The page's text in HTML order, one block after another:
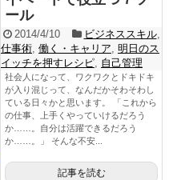
ール
2014/4/10 ビジネススキル,
仕事術, 働く・キャリア, 明日のス
イッチを押すレシピ, 自己管理
社会人になって、ワクワクとドキドキ
が入り混じって、なんだかそわそわし
ている日々かと思います。 「これから
の仕事、上手くやっていけるだろう
か……。自分は活躍できるだろう
か……。」 そんな不安...
記事を読む